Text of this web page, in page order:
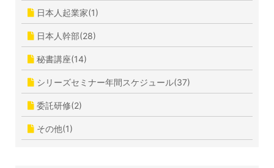
日本人起業家(1)
日本人幹部(28)
秘書講座(14)
シリーズセミナー年間スケジュール(37)
委託研修(2)
その他(1)